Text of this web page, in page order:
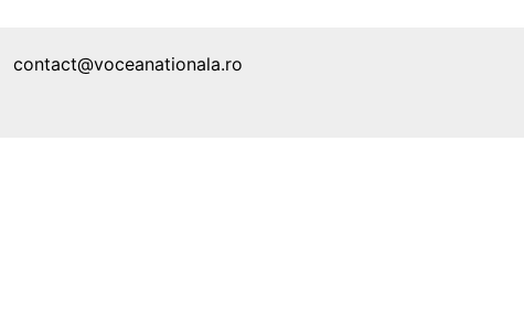
contact@voceanationala.ro